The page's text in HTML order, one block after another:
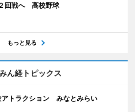
回戦へ 高校野球
もっと見る
ん経トピックス
アトラクション みなとみらい